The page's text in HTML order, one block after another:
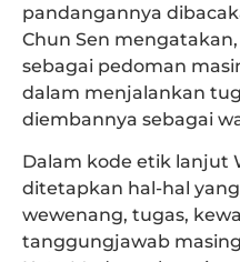
pandangannya
Chun Sen
sebagai pedoman
dalam menjalankan
diembannya sebagai
Dalam kode etik lanjut
ditetapkan hal-hal
wewenang, tugas,
tanggungjawab